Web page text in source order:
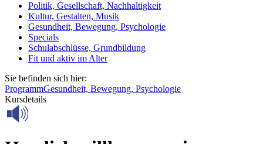
Politik, Gesellschaft, Nachhaltigkeit
Kultur, Gestalten, Musik
Gesundheit, Bewegung, Psychologie
Specials
Schulabschlüsse, Grundbildung
Fit und aktiv im Alter
Sie befinden sich hier:
ProgrammGesundheit, Bewegung, Psychologie
Kursdetails